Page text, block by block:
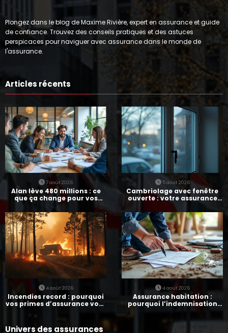
Plongez dans le blog de Maxime Rivière, expert en assurance et guide
de confiance. Trouvez des conseils pratiques et des astuces
perspicaces pour naviguer avec assurance dans le monde de
l'assurance.
Articles récents
7 août 2026
Alan lève 480 millions : ce
que ça change pour vos
assurances
5 août 2026
Cambriolage avec fenêtre
ouverte : votre assurance
paie-t-elle ?
4 août 2026
Incendies record : pourquoi
vos primes d’assurance vont
4 août 2026
Assurance habitation :
pourquoi l’indemnisation
prend parfois 7 mois
Univers des assurances